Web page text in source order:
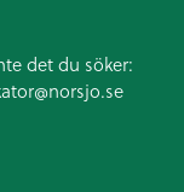
det du söker: